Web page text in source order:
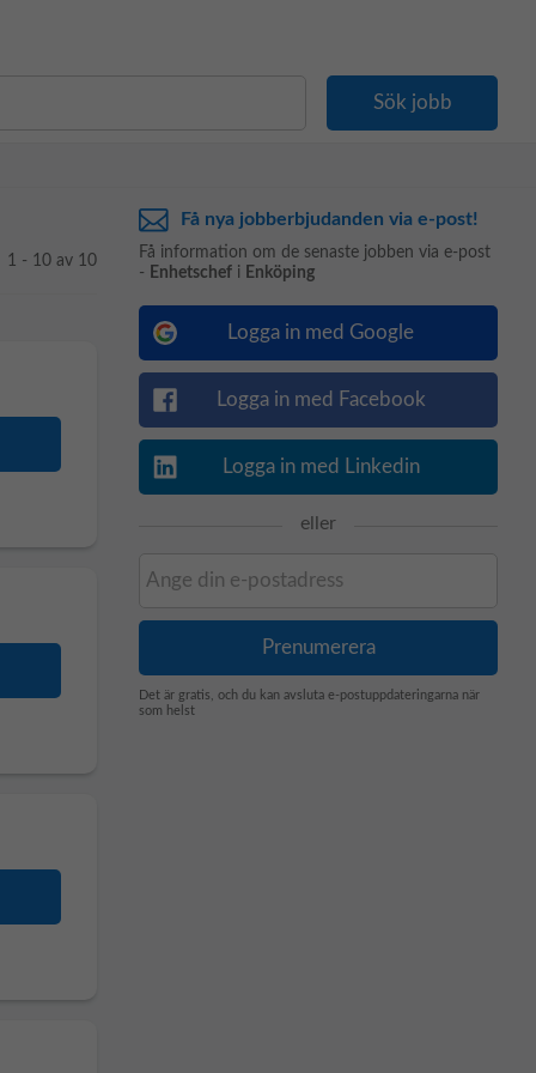
1 - 10 av 10
Få nya jobberbjudanden via e-post!
Få information om de senaste jobben via e-post
- Enhetschef i Enköping
Logga in med Google
Logga in med Facebook
Logga in med Linkedin
eller
Det är gratis, och du kan avsluta e-postuppdateringarna när
som helst